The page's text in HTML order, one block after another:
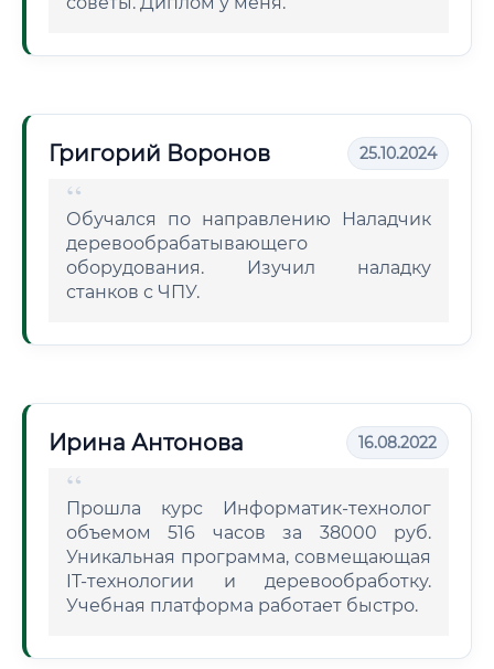
Григорий Воронов 25.10.2024
Обучался по направлению Наладчик
деревообрабатывающего
оборудования. Изучил наладку
станков с ЧПУ.
Ирина Антонова 16.08.2022
Прошла курс Информатик-технолог
объемом 516 часов за 38000 руб.
Уникальная программа, совмещающая
IT-технологии и деревообработку.
Учебная платформа работает быстро.